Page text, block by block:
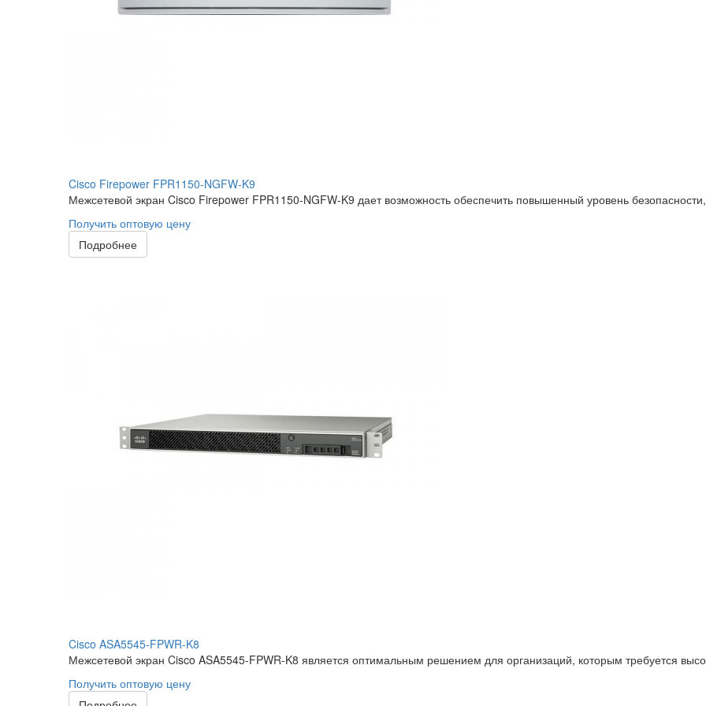
Cisco Firepower FPR1150-NGFW-K9
Межсетевой экран Cisco Firepower FPR1150-NGFW-K9 дает возможность обеспечить повышенный уровень
Получить оптовую цену
Подробнее
Cisco ASA5545-FPWR-K8
Межсетевой экран Cisco ASA5545-FPWR-K8 является оптимальным решением для организаций, которым требуется
Получить оптовую цену